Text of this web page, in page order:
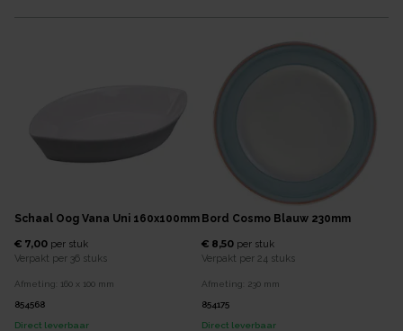
Schaal Oog Vana Uni 160x100mm
€ 7,00 per stuk
Verpakt per 36 stuks
Afmeting: 160 x 100 mm
854568
Direct leverbaar
Bord Cosmo Blauw 230mm
€ 8,50 per stuk
Verpakt per 24 stuks
Afmeting: 230 mm
854175
Direct leverbaar